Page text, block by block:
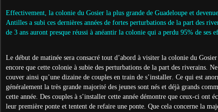
Effectivement, la colonie du Gosier la plus grande de Guadeloupe et
Antilles a subi ces dernières années de fortes perturbations de la part des
de 3 ans auront presque réussi à anéantir la colonie qui a perdu 95% de ses
Le début de matinée sera consacré tout d’abord à visiter la colonie du
encore que cette colonie à subie des perturbations de la part des riverains.
couver ainsi qu’une dizaine de couples en train de s’installer. Ce qui est
généralement la très grande majorité des jeunes sont nés et déjà grands
cette année. Des couples à s’installer cette année démontre que ceux-ci ont
leur première ponte et tentent de refaire une ponte. Que cela concerne la